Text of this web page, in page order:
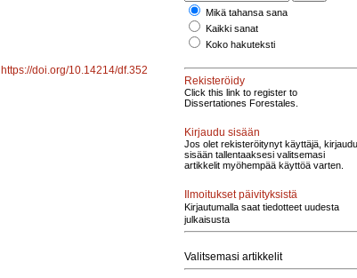
https://doi.org/10.14214/df.352
Mikä tahansa sana
Kaikki sanat
Koko hakuteksti
Rekisteröidy
Click this link to register to
Dissertationes Forestales.
Kirjaudu sisään
Jos olet rekisteröitynyt käyttäjä, kirjaudu
sisään tallentaaksesi valitsemasi
artikkelit myöhempää käyttöä varten.
Ilmoitukset päivityksistä
Kirjautumalla saat tiedotteet uudesta
julkaisusta
Valitsemasi artikkelit